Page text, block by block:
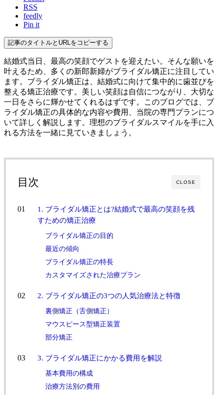
RSS
feedly
Pin it
記事のタイトルとURLをコピーする
結婚式当日、最高の笑顔でゲストを迎えたい。そんな願いを
叶えるため、多くの新郎新婦がブライダル矯正に注目してい
ます。ブライダル矯正は、結婚式に向けて集中的に歯並びを
整える矯正治療です。美しい笑顔は自信につながり、大切な
一日をさらに輝かせてくれるはずです。このブログでは、ブ
ライダル矯正の具体的な内容や費用、当院の専門プランにつ
いて詳しく解説します。理想のブライダルスマイルを手に入
れる方法を一緒に見ていきましょう。
CLOSE
目次
1. ブライダル矯正とは?結婚式で最高の笑顔を残
すための矯正治療
ブライダル矯正の目的
最近の傾向
ブライダル矯正の特長
カスタマイズされた治療プラン
2. ブライダル矯正の3つの人気治療法と特徴
裏側矯正（舌側矯正）
マウスピース型矯正装置
部分矯正
3. ブライダル矯正にかかる費用を解説
基本費用の構成
治療方法別の費用